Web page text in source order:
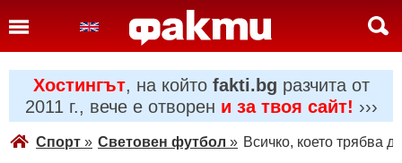
Хостингът, на който fakti.bg разчита от
2011 г., вече е отворен и за твоя сайт! ›››
Спорт » Световен футбол » Всичко, което трябва